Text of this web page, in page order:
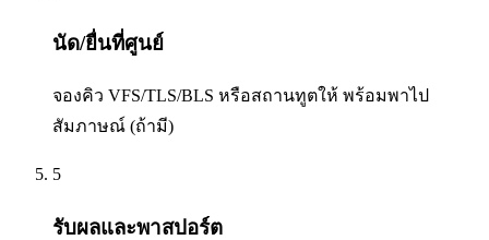
นัด/ยื่นที่ศูนย์
จองคิว VFS/TLS/BLS หรือสถานทูตให้ พร้อมพาไป
สัมภาษณ์ (ถ้ามี)
5
รับผลและพาสปอร์ต